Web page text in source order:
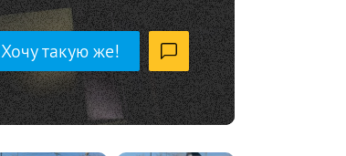
Хочу такую же!